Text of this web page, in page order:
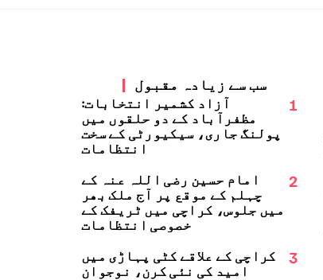
سب سے زیادہ مقبول
1
آزاد کشمیر انتخابات:
مظفرآباد کے دو حلقوں میں
پولنگ جاری، سیکیورٹی کے سخت
انتظامات
2
امام حسین رضی اللہ عنہ کے
چہلم کے موقع پر آج ملک بھر
میں جلوس، کراچی میں ٹریفک کے
خصوصی انتظامات
3
کراچی کے علاقے کٹی پہاڑی میں
امید کی نئی کرن، نوجوان